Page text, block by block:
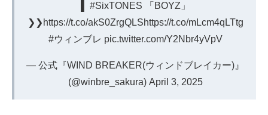
#SixTONES 「BOYZ」
❯❯ https://t.co/akS0ZrgQLShttps://t.co/mLcm4qLTtg
#ウィンブレ pic.twitter.com/Y2Nbr4yVpV
— 公式『WIND BREAKER(ウィンドブレイカー)』
(@winbre_sakura) April 3, 2025